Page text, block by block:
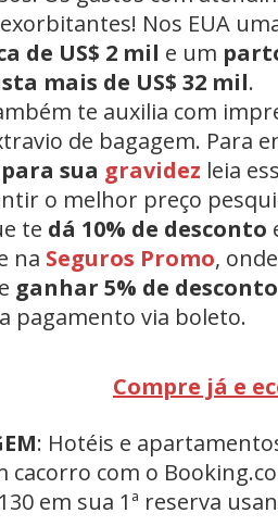
Nos EUA
de US$ 2 mil e um
mais de US$ 32 mil.
te auxilia com
de bagagem. Para
sua gravidez leia
o melhor preço
te dá 10% de desconto
na Seguros Promo,
e ganhar 5% de desconto
pagamento via boleto.
Compre já e
: Hotéis e
cacorro com o
em sua 1ª reserva